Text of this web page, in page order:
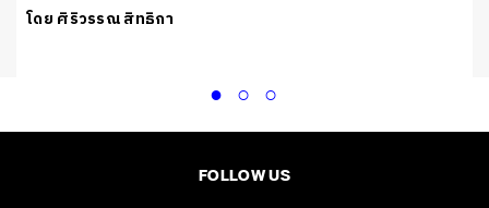
โดย ศิริวรรณ สิทธิกา
FOLLOW US